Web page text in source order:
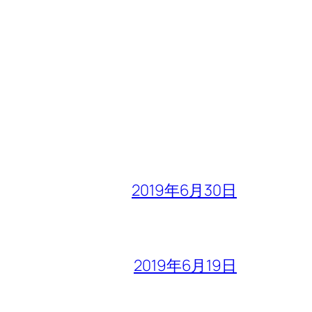
2019年6月30日
2019年6月19日